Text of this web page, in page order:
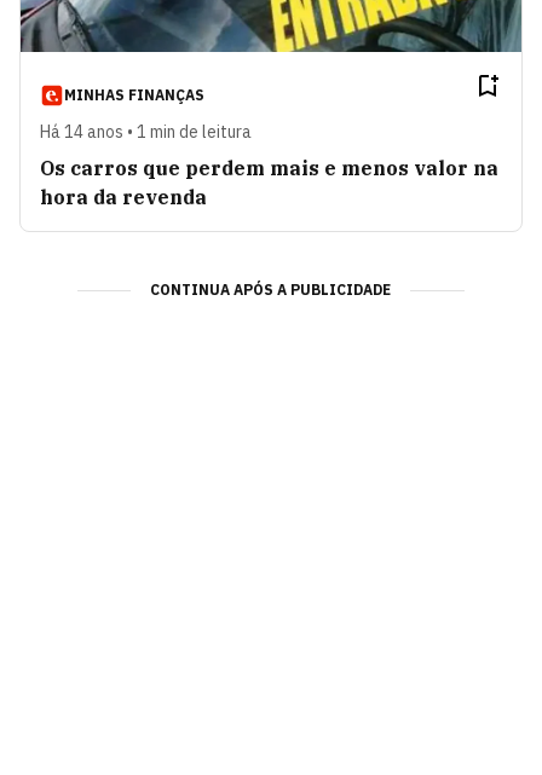
MINHAS FINANÇAS
Há 14 anos • 1 min de leitura
Os carros que perdem mais e menos valor na
hora da revenda
CONTINUA APÓS A PUBLICIDADE